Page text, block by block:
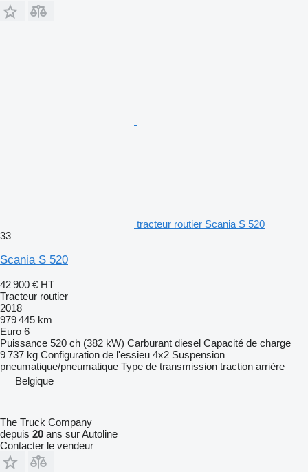
tracteur routier Scania S 520
33
Scania S 520
42 900 € HT
Tracteur routier
2018
979 445 km
Euro 6
Puissance 520 ch (382 kW) Carburant diesel Capacité de charge
9 737 kg Configuration de l'essieu 4x2 Suspension
pneumatique/pneumatique Type de transmission traction arrière
Belgique
The Truck Company
depuis 20 ans sur Autoline
Contacter le vendeur